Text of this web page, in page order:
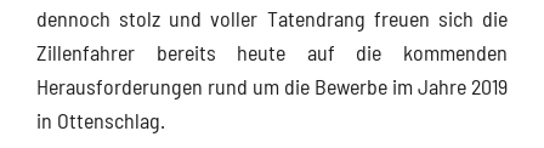
dennoch stolz und voller Tatendrang freuen sich die
Zillenfahrer bereits heute auf die kommenden
Herausforderungen rund um die Bewerbe im Jahre 2019
in Ottenschlag.